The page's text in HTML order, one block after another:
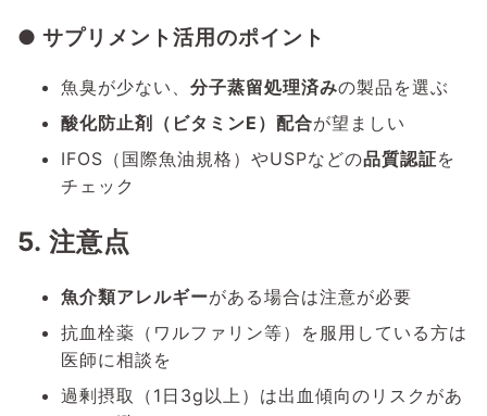
● サプリメント活用のポイント
魚臭が少ない、 分子蒸留処理済みの製品を選ぶ
酸化防止剤（ビタミンE）配合が望ましい
IFOS（国際魚油規格）やUSPなどの品質認証を
チェック
5. 注意点
魚介類アレルギーがある場合は注意が必要
抗血栓薬（ワルファリン等）を服用している方は
医師に相談を
過剰摂取（1日3g以上）は出血傾向のリスクがあ